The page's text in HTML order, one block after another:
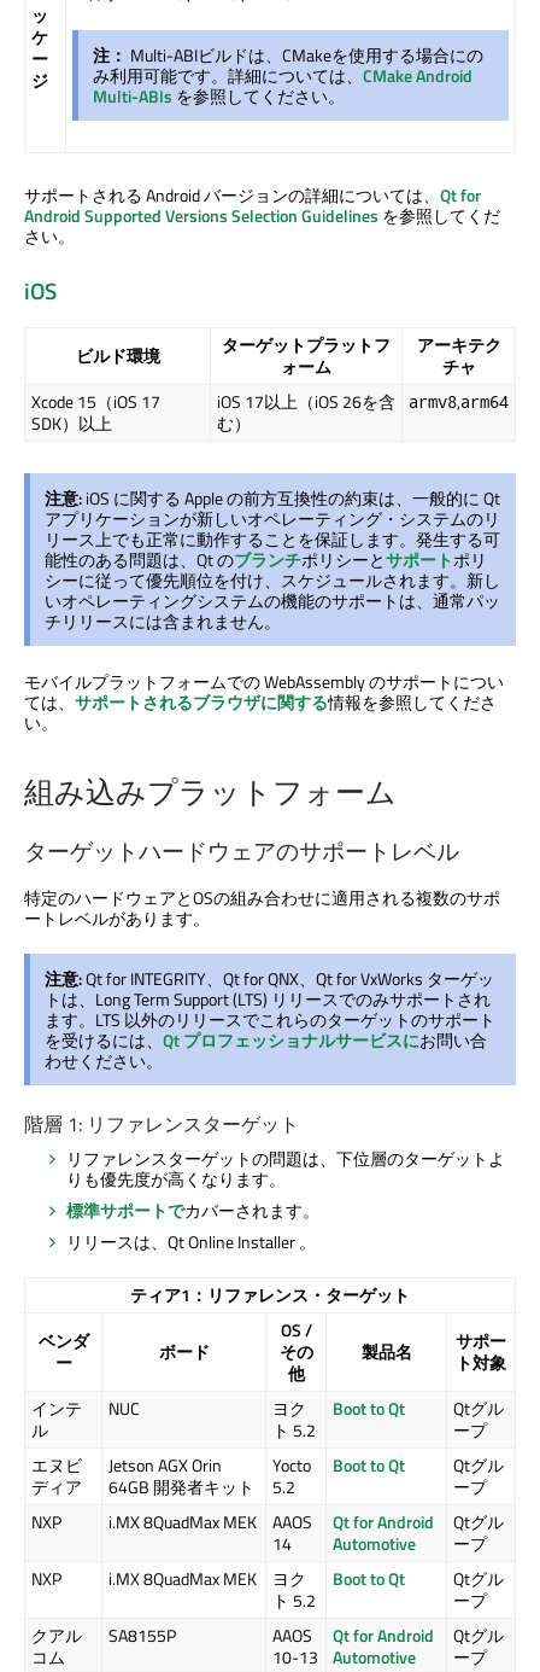
ッ
ケ
ー
ジ
注： Multi-ABIビルドは、CMakeを使用する場合にの
み利用可能です。詳細については、 CMake Android
Multi-ABIs を参照してください。
サポートされる Android バージョンの詳細については、 Qt for
Android Supported Versions Selection Guidelines を参照してくだ
さい。
iOS
ビルド環境
ターゲットプラットフ
ォーム
アーキテク
チャ
Xcode 15（iOS 17
SDK）以上
iOS 17以上（iOS 26を含
む）
armv8,arm64
注意:iOS に関する Apple の前方互換性の約束は、一般的に Qt
アプリケーションが新しいオペレーティング・システムのリ
リース上でも正常に動作することを保証します。発生する可
能性のある問題は、Qt のブランチポリシーとサポートポリ
シーに従って優先順位を付け、スケジュールされます。新し
いオペレーティングシステムの機能のサポートは、通常パッ
チリリースには含まれません。
モバイルプラットフォームでの WebAssembly のサポートについ
ては、 サポートされるブラウザに関する情報を参照してくださ
い。
組み込みプラットフォーム
ターゲットハードウェアのサポートレベル
特定のハードウェアとOSの組み合わせに適用される複数のサポ
ートレベルがあります。
注意:Qt for INTEGRITY、Qt for QNX、Qt for VxWorks ターゲッ
トは、Long Term Support (LTS) リリースでのみサポートされ
ます。LTS 以外のリリースでこれらのターゲットのサポート
を受けるには、 Qt プロフェッショナルサービスにお問い合
わせください。
階層 1: リファレンスターゲット
リファレンスターゲットの問題は、下位層のターゲットよ
りも優先度が高くなります。
標準サポートでカバーされます。
リリースは、 Qt Online Installer。
ティア1：リファレンス・ターゲット
ベンダ
ー
ボード
OS /
その
他
製品名
サポー
ト対象
インテ
ル
NUC
ヨク
ト 5.2
Boot to Qt
Qtグル
ープ
エヌビ
ディア
Jetson AGX Orin
64GB 開発者キット
Yocto
5.2
Boot to Qt
Qtグル
ープ
NXP
i.MX 8QuadMax MEK
AAOS
14
Qt for Android
Automotive
Qtグル
ープ
NXP
i.MX 8QuadMax MEK
ヨク
ト 5.2
Boot to Qt
Qtグル
ープ
クアル
コム
SA8155P
AAOS
10-13
Qt for Android
Automotive
Qtグル
ープ